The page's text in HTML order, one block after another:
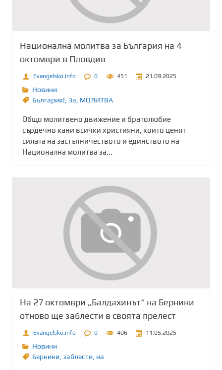
Национална молитва за България на 4
октомври в Пловдив
Evangelsko.info 0 451 21.09.2025
Новини
България! Зa МОЛИТВА
Общо молитвено движение и братолюбие
сърдечно кани всички християни, които ценят
силата на застъпничеството и единството на
Национална молитва за...
На 27 октомври „Балдахинът“ на Бернини
отново ще заблести в своята прелест
Evangelsko.info 0 406 11.05.2025
Новини
Бернини заблести на